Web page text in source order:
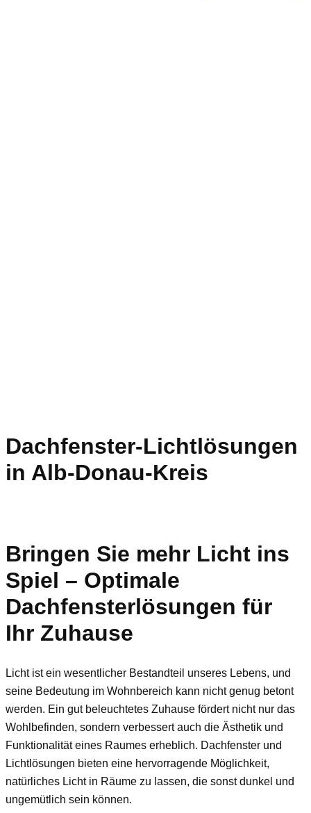
Dachfenster-Lichtlösungen
in Alb-Donau-Kreis
Bringen Sie mehr Licht ins
Spiel – Optimale
Dachfensterlösungen für
Ihr Zuhause
Licht ist ein wesentlicher Bestandteil unseres Lebens, und
seine Bedeutung im Wohnbereich kann nicht genug betont
werden. Ein gut beleuchtetes Zuhause fördert nicht nur das
Wohlbefinden, sondern verbessert auch die Ästhetik und
Funktionalität eines Raumes erheblich. Dachfenster und
Lichtlösungen bieten eine hervorragende Möglichkeit,
natürliches Licht in Räume zu lassen, die sonst dunkel und
ungemütlich sein können.